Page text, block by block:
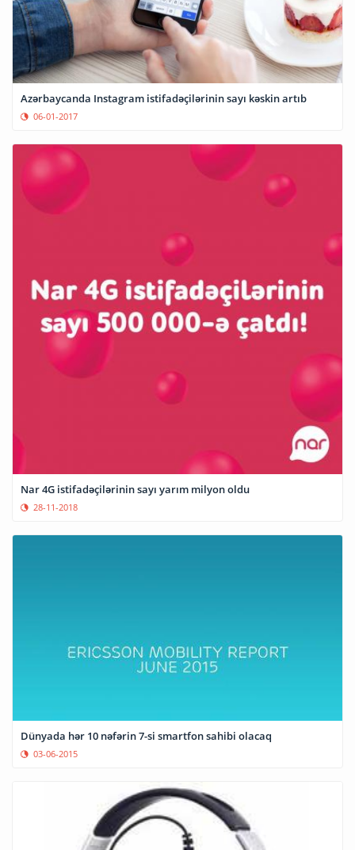
Azərbaycanda Instagram istifadəçilərinin sayı kəskin artıb
06-01-2017
Nar 4G istifadəçilərinin sayı yarım milyon oldu
28-11-2018
Dünyada hər 10 nəfərin 7-si smartfon sahibi olacaq
03-06-2015